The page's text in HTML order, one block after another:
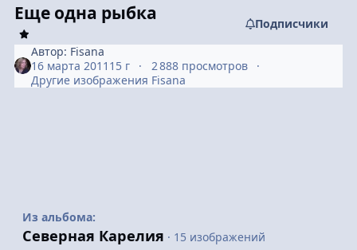
Еще одна рыбка
Подписчики
Автор: Fisana
16 марта 2011 15 г
2 888 просмотров
Другие изображения Fisana
Из альбома:
Северная Карелия · 15 изображений